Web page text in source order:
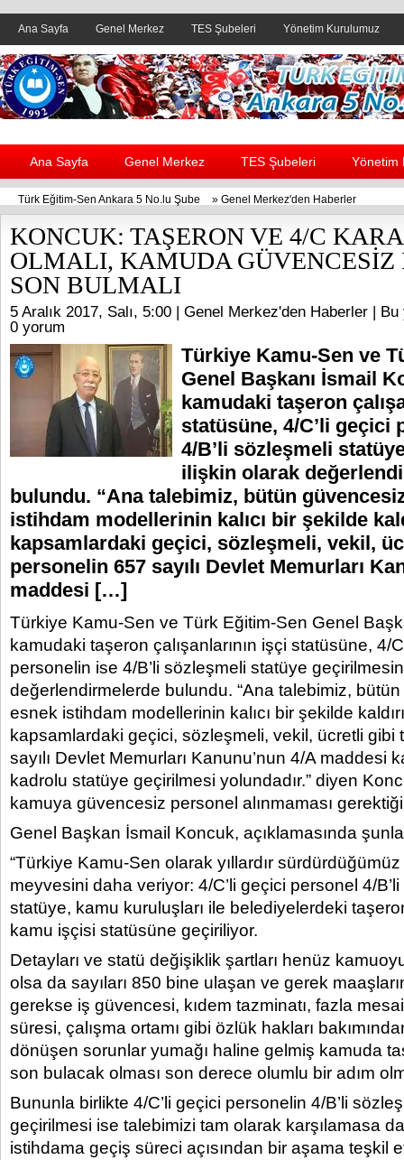
Ana Sayfa Genel Merkez TES Şubeleri Yönetim Kurulumuz
Header yanı reklam alanı
Ana Sayfa Genel Merkez TES Şubeleri Yönetim
Türk Eğitim-Sen Ankara 5 No.lu Şube » Genel Merkez'den Haberler
KONCUK: TAŞERON VE 4/C
OLMALI, KAMUDA
SON BULMALI
5 Aralık 2017, Salı, 5:00 | Genel Merkez'den Haberler | Bu
0 yorum
Türkiye Kamu-Sen ve
Genel Başkanı İsmail
kamudaki taşeron
statüsüne, 4/C’li geçici
4/B’li sözleşmeli
ilişkin olarak
bulundu. “Ana talebimiz, bütün
istihdam modellerinin kalıcı bir şekilde
kapsamlardaki geçici, sözleşmeli, vekil,
personelin 657 sayılı Devlet Memurları
maddesi […]
Türkiye Kamu-Sen ve Türk Eğitim-Sen Genel
kamudaki taşeron çalışanlarının işçi statüsüne, 4/
personelin ise 4/B’li sözleşmeli statüye
değerlendirmelerde bulundu. “Ana talebimiz,
esnek istihdam modellerinin kalıcı bir şekilde
kapsamlardaki geçici, sözleşmeli, vekil, ücretli gibi
sayılı Devlet Memurları Kanunu’nun 4/A maddesi
kadrolu statüye geçirilmesi yolundadır.” diyen
kamuya güvencesiz personel alınmaması
Genel Başkan İsmail Koncuk, açıklamasında
“Türkiye Kamu-Sen olarak yıllardır
meyvesini daha veriyor: 4/C’li geçici personel 4/
statüye, kamu kuruluşları ile belediyelerdeki
kamu işçisi statüsüne geçiriliyor.
Detayları ve statü değişiklik şartları henüz
olsa da sayıları 850 bine ulaşan ve gerek
gerekse iş güvencesi, kıdem tazminatı, fazla
süresi, çalışma ortamı gibi özlük hakları
dönüşen sorunlar yumağı haline gelmiş kamuda
son bulacak olması son derece olumlu bir adım
Bununla birlikte 4/C’li geçici personelin 4/B’li
geçirilmesi ise talebimizi tam olarak karşılamasa
istihdama geçiş süreci açısından bir aşama teşkil